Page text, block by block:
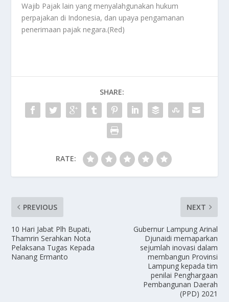
Wajib Pajak lain yang menyalahgunakan hukum
perpajakan di Indonesia, dan upaya pengamanan
penerimaan pajak negara.(Red)
SHARE:
RATE:
PREVIOUS
10 Hari Jabat Plh Bupati,
Thamrin Serahkan Nota
Pelaksana Tugas Kepada
Nanang Ermanto
NEXT
Gubernur Lampung Arinal
Djunaidi memaparkan
sejumlah inovasi dalam
membangun Provinsi
Lampung kepada tim
penilai Penghargaan
Pembangunan Daerah
(PPD) 2021